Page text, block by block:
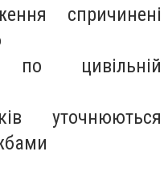
спричинені
цивільній
уточнюються